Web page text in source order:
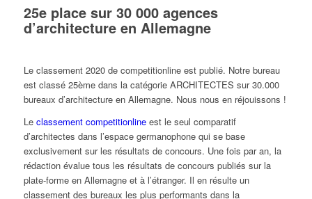
25e place sur 30 000 agences
d’architecture en Allemagne
Le classement 2020 de competitionline est publié. Notre bureau
est classé 25ème dans la catégorie ARCHITECTES sur 30.000
bureaux d’architecture en Allemagne. Nous nous en réjouissons !
Le classement competitionlineest le seul comparatif
d’architectes dans l’espace germanophone qui se base
exclusivement sur les résultats de concours. Une fois par an, la
rédaction évalue tous les résultats de concours publiés sur la
plate-forme en Allemagne et à l’étranger. Il en résulte un
classement des bureaux les plus performants dans la